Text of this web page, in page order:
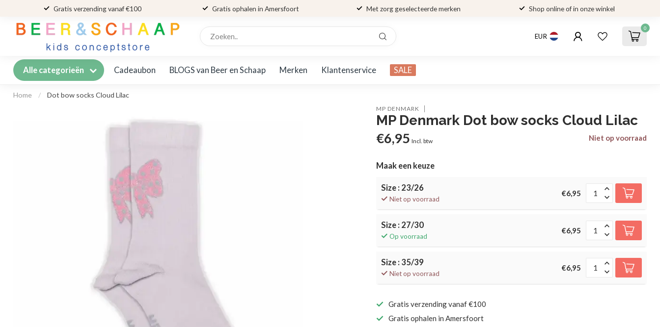
Gratis verzending vanaf €100 Gratis ophalen in Amersfoort Met zorg geselecteerde merken Shop online of in onze winkel
EUR
0
Alle categorieën Cadeaubon BLOGS van Beer en Schaap Merken Klantenservice SALE
Home / Dot bow socks Cloud Lilac
MP DENMARK
MP Denmark Dot bow socks Cloud Lilac
€6,95 Incl. btw Niet op voorraad
Maak een keuze
Size : 23/26
Niet op voorraad
€6,95
Size : 27/30
Op voorraad
€6,95
Size : 35/39
Niet op voorraad
€6,95
Gratis verzending vanaf €100
Gratis ophalen in Amersfoort